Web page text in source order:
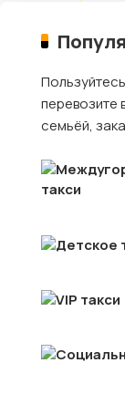
перевозите
семьёй,